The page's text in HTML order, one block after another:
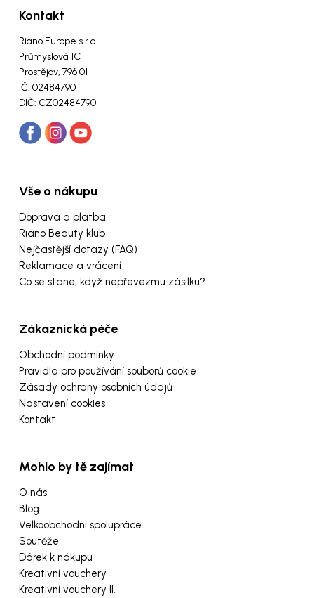
Kontakt
Riano Europe s.r.o.
Průmyslová 1C
Prostějov, 796 01
IČ: 02484790
DIČ: CZ02484790
Vše o nákupu
Doprava a platba
Riano Beauty klub
Nejčastější dotazy (FAQ)
Reklamace a vrácení
Co se stane, když nepřevezmu zásilku?
Zákaznická péče
Obchodní podmínky
Pravidla pro používání souborů cookie
Zásady ochrany osobních údajů
Nastavení cookies
Kontakt
Mohlo by tě zajímat
O nás
Blog
Velkoobchodní spolupráce
Soutěže
Dárek k nákupu
Kreativní vouchery
Kreativní vouchery II.